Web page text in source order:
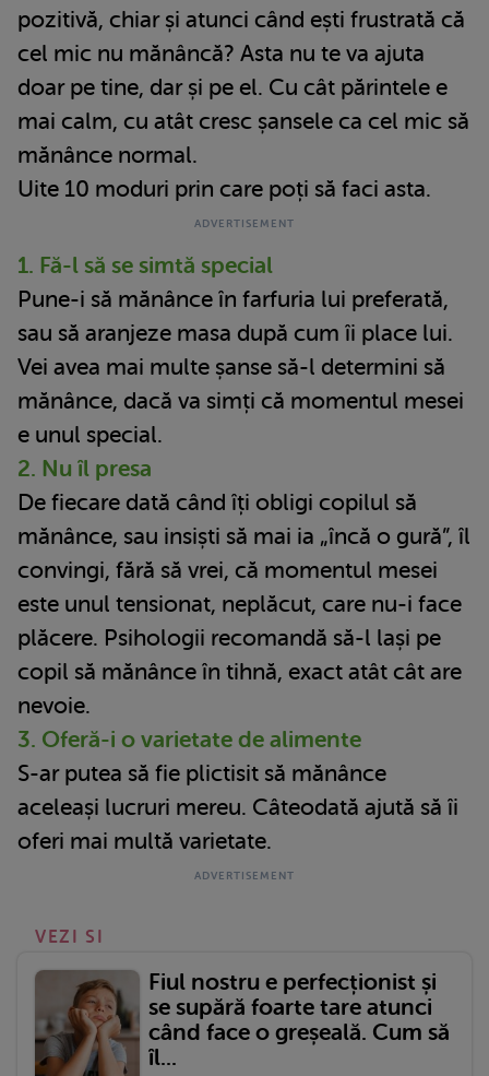
pozitivă, chiar și atunci când ești frustrată că
cel mic nu mănâncă? Asta nu te va ajuta
doar pe tine, dar și pe el. Cu cât părintele e
mai calm, cu atât cresc șansele ca cel mic să
mănânce normal.
Uite 10 moduri prin care poți să faci asta.
1. Fă-l să se simtă special
Pune-i să mănânce în farfuria lui preferată,
sau să aranjeze masa după cum îi place lui.
Vei avea mai multe șanse să-l determini să
mănânce, dacă va simți că momentul mesei
e unul special.
2. Nu îl presa
De fiecare dată când îți obligi copilul să
mănânce, sau insiști să mai ia „încă o gură”, îl
convingi, fără să vrei, că momentul mesei
este unul tensionat, neplăcut, care nu-i face
plăcere. Psihologii recomandă să-l lași pe
copil să mănânce în tihnă, exact atât cât are
nevoie.
3. Oferă-i o varietate de alimente
S-ar putea să fie plictisit să mănânce
aceleași lucruri mereu. Câteodată ajută să îi
oferi mai multă varietate.
VEZI SI
Fiul nostru e perfecționist și
se supără foarte tare atunci
când face o greșeală. Cum să
îl...